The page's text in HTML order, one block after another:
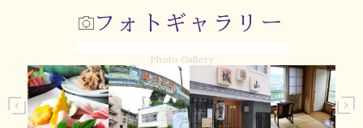
フォトギャラリー
Photo Gallery